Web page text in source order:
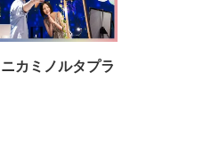
カミノルタプラ